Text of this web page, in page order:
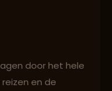
door het hele
en de